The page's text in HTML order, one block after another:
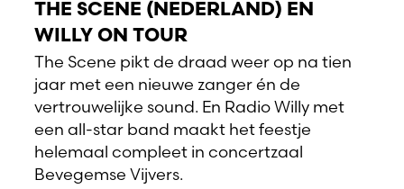
THE SCENE (NEDERLAND) EN
WILLY ON TOUR
The Scene pikt de draad weer op na tien
jaar met een nieuwe zanger én de
vertrouwelijke sound. En Radio Willy met
een all-star band maakt het feestje
helemaal compleet in concertzaal
Bevegemse Vijvers.